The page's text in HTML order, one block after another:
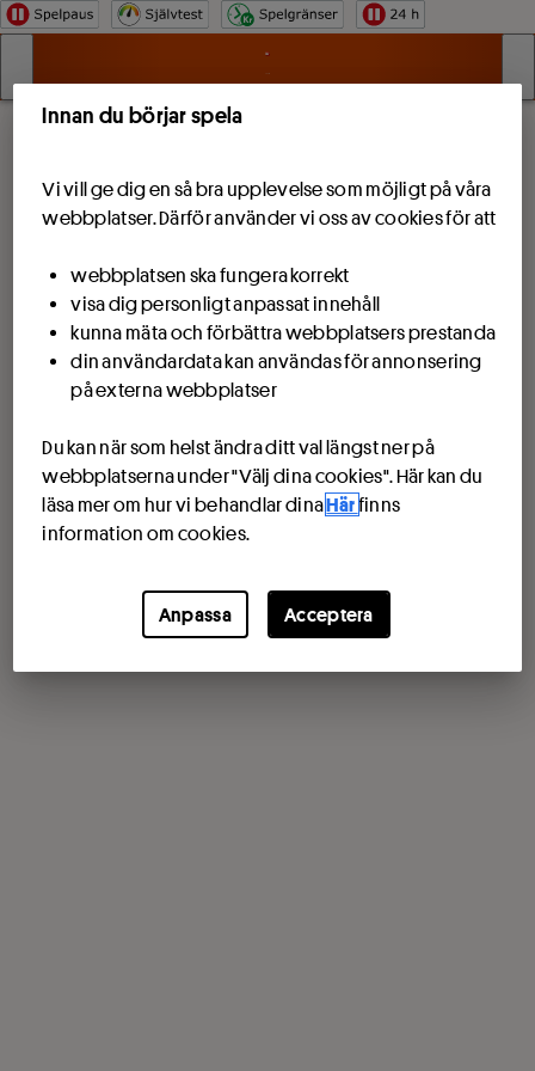
Hoppa till innehåll
Innan du börjar spela
Vi vill ge dig en så bra upplevelse som möjligt på våra
webbplatser. Därför använder vi oss av cookies för att
webbplatsen ska fungera korrekt
visa dig personligt anpassat innehåll
kunna mäta och förbättra webbplatsers prestanda
din användardata kan användas för annonsering
på externa webbplatser
Du kan när som helst ändra ditt val längst ner på
webbplatserna under "Välj dina cookies". Här kan du
läsa mer om hur vi behandlar dinaHär finns
information om cookies.
Anpassa Acceptera